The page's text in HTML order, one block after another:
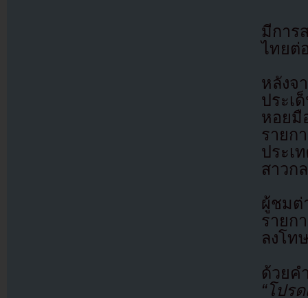
มีการ
ไทยต่
หลังจ
ประเ
หอยมื
ราย
ประเ
สาวก
ผู้ชมต่
รายก
ลงโท
ด้วยค
“โปร